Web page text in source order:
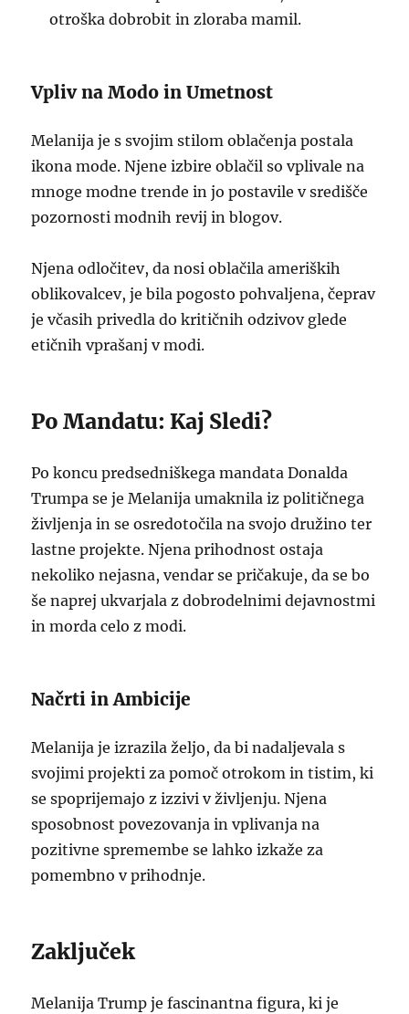
otroška dobrobit in zloraba mamil.
Vpliv na Modo in Umetnost
Melanija je s svojim stilom oblačenja postala
ikona mode. Njene izbire oblačil so vplivale na
mnoge modne trende in jo postavile v središče
pozornosti modnih revij in blogov.
Njena odločitev, da nosi oblačila ameriških
oblikovalcev, je bila pogosto pohvaljena, čeprav
je včasih privedla do kritičnih odzivov glede
etičnih vprašanj v modi.
Po Mandatu: Kaj Sledi?
Po koncu predsedniškega mandata Donalda
Trumpa se je Melanija umaknila iz političnega
življenja in se osredotočila na svojo družino ter
lastne projekte. Njena prihodnost ostaja
nekoliko nejasna, vendar se pričakuje, da se bo
še naprej ukvarjala z dobrodelnimi dejavnostmi
in morda celo z modi.
Načrti in Ambicije
Melanija je izrazila željo, da bi nadaljevala s
svojimi projekti za pomoč otrokom in tistim, ki
se spoprijemajo z izzivi v življenju. Njena
sposobnost povezovanja in vplivanja na
pozitivne spremembe se lahko izkaže za
pomembno v prihodnje.
Zaključek
Melanija Trump je fascinantna figura, ki je